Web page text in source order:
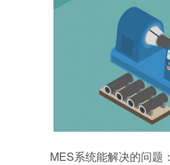
MES系统能解决的问题：